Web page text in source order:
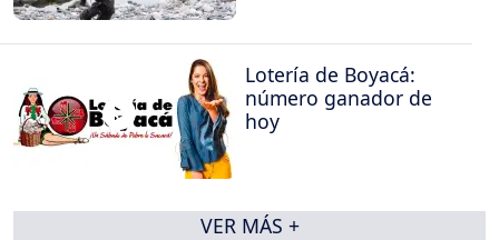
Lotería de Boyacá:
número ganador de
hoy
VER MÁS +